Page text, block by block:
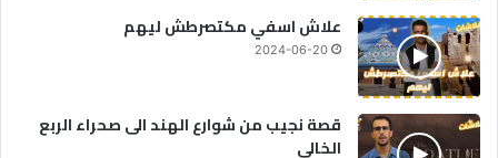
علاش اسفي مكتصرطش ليهم
2024-06-20
قصة نجيب من شوارع الهند الى صحراء الربع
الخالي